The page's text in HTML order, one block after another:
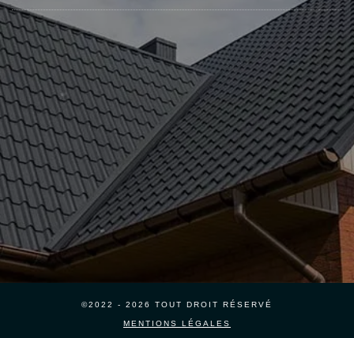
©2022 - 2026 TOUT DROIT RÉSERVÉ
MENTIONS LÉGALES